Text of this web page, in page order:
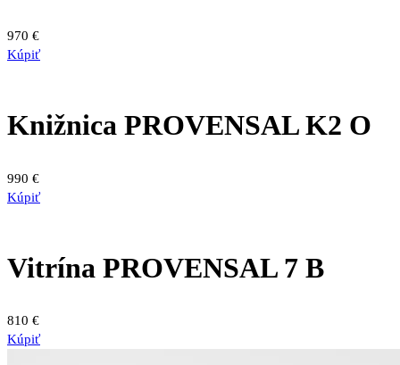
970 €
Kúpiť
Knižnica PROVENSAL K2 O
990 €
Kúpiť
Vitrína PROVENSAL 7 B
810 €
Kúpiť